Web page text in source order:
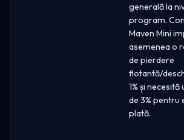
generală la
program.
Maven Mini
asemenea o
de pierdere
flotantă/
1% și
de 3% pentru
plată.